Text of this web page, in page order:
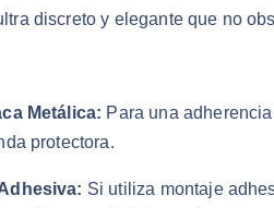
discreto y elegante que no
Metálica: Para una
protectora.
Si utiliza montaje